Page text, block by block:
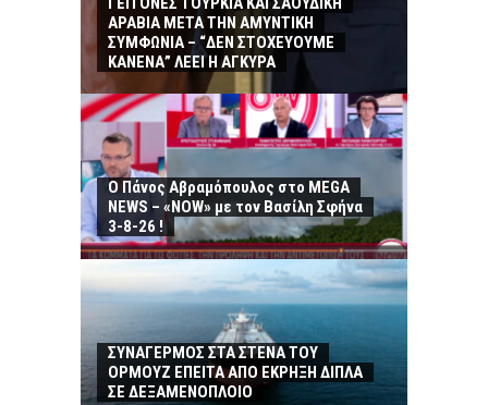
ΑΡΑΒΙΑ ΜΕΤΑ ΤΗΝ ΑΜΥΝΤΙΚΗ
ΣΥΜΦΩΝΙΑ – “ΔΕΝ ΣΤΟΧΕΥΟΥΜΕ
ΚΑΝΕΝΑ” ΛΕΕΙ Η ΑΓΚΥΡΑ
Ο Πάνος Αβραμόπουλος στο MEGA
NEWS – «NOW» με τον Βασίλη Σφήνα
3-8-26 !
ΣΥΝΑΓΕΡΜΟΣ ΣΤΑ ΣΤΕΝΑ ΤΟΥ
ΟΡΜΟΥΖ ΕΠΕΙΤΑ ΑΠΟ ΕΚΡΗΞΗ ΔΙΠΛΑ
ΣΕ ΔΕΞΑΜΕΝΟΠΛΟΙΟ